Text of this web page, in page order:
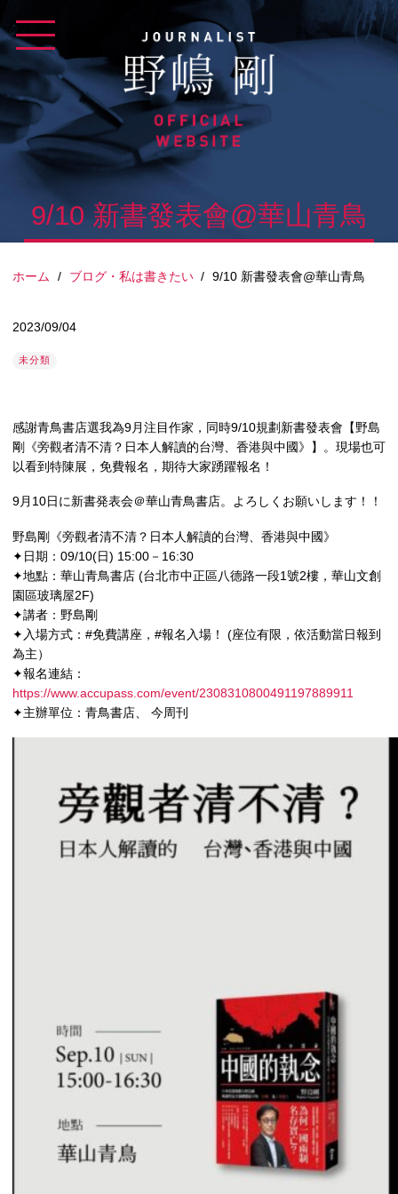
to
content
9/10 新書發表會@華山青鳥
ホーム / ブログ・私は書きたい / 9/10 新書發表會@華山青鳥
2023/09/04
未分類
感謝青鳥書店選我為9月注目作家，同時9/10規劃新書發表會【野島
剛《旁觀者清不清？日本人解讀的台灣、香港與中國》】。現場也可
以看到特陳展，免費報名，期待大家踴躍報名！
9月10日に新書発表会＠華山青鳥書店。よろしくお願いします！！
野島剛《旁觀者清不清？日本人解讀的台灣、香港與中國》
✦日期：09/10(日) 15:00－16:30
✦地點：華山青鳥書店 (台北市中正區八德路一段1號2樓，華山文創
園區玻璃屋2F)
✦講者：野島剛
✦入場方式：#免費講座，#報名入場！ (座位有限，依活動當日報到
為主）
✦報名連結：
https://www.accupass.com/event/2308310800491197889911
✦主辦單位：青鳥書店、 今周刊